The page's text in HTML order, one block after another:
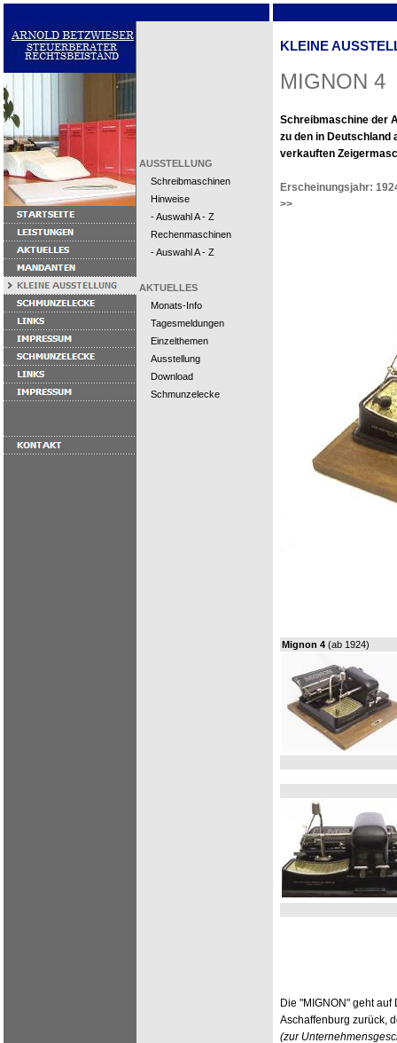
AUSSTELLUNG
Schreibmaschinen
Hinweise
- Auswahl A - Z
Rechenmaschinen
- Auswahl A - Z
AKTUELLES
Monats-Info
Tagesmeldungen
Einzelthemen
Ausstellung
Download
Schmunzelecke
KLEINE
MIGNON 4
Schreibmaschine der
zu den in Deutschland
verkauften
Erscheinungsjahr:
>>
Mignon 4 (ab 1924)
Die "MIGNON" geht
Aschaffenburg zurück,
(zur